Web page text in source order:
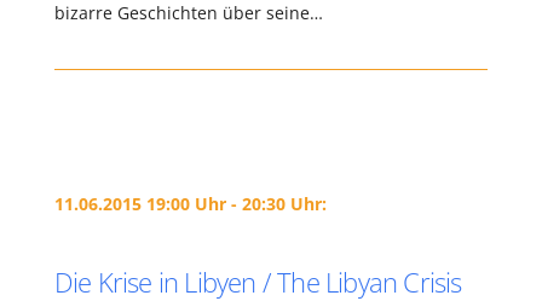
bizarre Geschichten über seine…
11.06.2015 19:00 Uhr - 20:30 Uhr:
Die Krise in Libyen / The Libyan Crisis